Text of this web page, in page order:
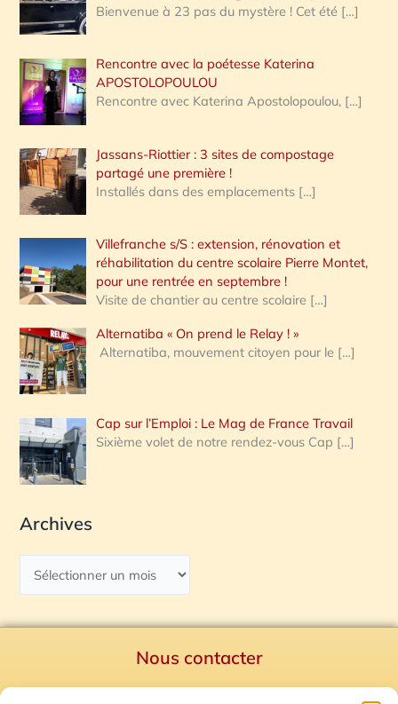
Bienvenue à 23 pas du mystère ! Cet été […]
Rencontre avec la poétesse Katerina
APOSTOLOPOULOU
Rencontre avec Katerina Apostolopoulou, […]
Jassans-Riottier : 3 sites de compostage
partagé une première !
Installés dans des emplacements […]
Villefranche s/S : extension, rénovation et
réhabilitation du centre scolaire Pierre Montet,
pour une rentrée en septembre !
Visite de chantier au centre scolaire […]
Alternatiba « On prend le Relay ! »
Alternatiba, mouvement citoyen pour le […]
Cap sur l’Emploi : Le Mag de France Travail
Sixième volet de notre rendez-vous Cap […]
Archives
Nous contacter